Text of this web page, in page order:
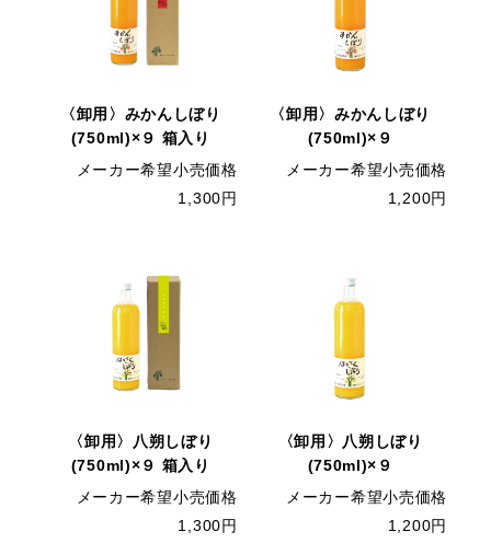
〈卸用〉みかんしぼり
(750ml)×９ 箱入り
メーカー希望小売価格
1,300円
〈卸用〉みかんしぼり
(750ml)×９
メーカー希望小売価格
1,200円
〈卸用〉八朔しぼり
(750ml)×９ 箱入り
メーカー希望小売価格
1,300円
〈卸用〉八朔しぼり
(750ml)×９
メーカー希望小売価格
1,200円